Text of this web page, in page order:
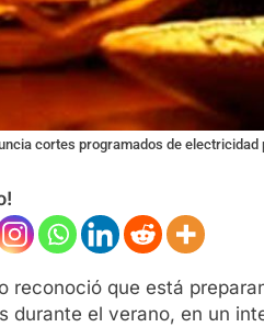
cortes programados de
reconoció que está
durante el verano, en un